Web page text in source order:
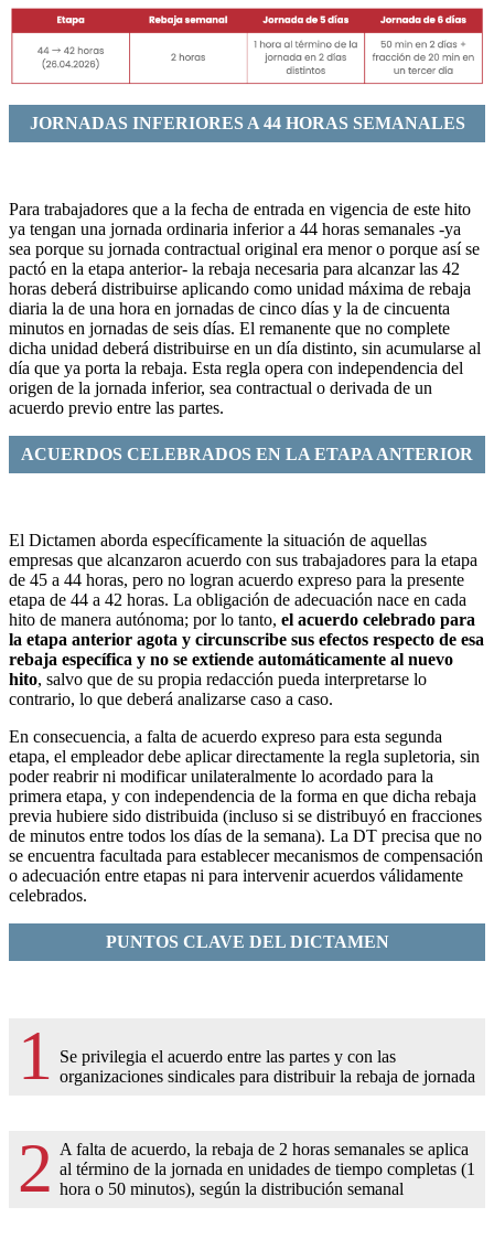
JORNADAS INFERIORES A 44 HORAS SEMANALES
Para trabajadores que a la fecha de entrada en vigencia de este hito
ya tengan una jornada ordinaria inferior a 44 horas semanales -ya
sea porque su jornada contractual original era menor o porque así se
pactó en la etapa anterior- la rebaja necesaria para alcanzar las 42
horas deberá distribuirse aplicando como unidad máxima de rebaja
diaria la de una hora en jornadas de cinco días y la de cincuenta
minutos en jornadas de seis días. El remanente que no complete
dicha unidad deberá distribuirse en un día distinto, sin acumularse al
día que ya porta la rebaja. Esta regla opera con independencia del
origen de la jornada inferior, sea contractual o derivada de un
acuerdo previo entre las partes.
ACUERDOS CELEBRADOS EN LA ETAPA ANTERIOR
El Dictamen aborda específicamente la situación de aquellas
empresas que alcanzaron acuerdo con sus trabajadores para la etapa
de 45 a 44 horas, pero no logran acuerdo expreso para la presente
etapa de 44 a 42 horas. La obligación de adecuación nace en cada
hito de manera autónoma; por lo tanto, el acuerdo celebrado para
la etapa anterior agota y circunscribe sus efectos respecto de esa
rebaja específica y no se extiende automáticamente al nuevo
hito, salvo que de su propia redacción pueda interpretarse lo
contrario, lo que deberá analizarse caso a caso.
En consecuencia, a falta de acuerdo expreso para esta segunda
etapa, el empleador debe aplicar directamente la regla supletoria, sin
poder reabrir ni modificar unilateralmente lo acordado para la
primera etapa, y con independencia de la forma en que dicha rebaja
previa hubiere sido distribuida (incluso si se distribuyó en fracciones
de minutos entre todos los días de la semana). La DT precisa que no
se encuentra facultada para establecer mecanismos de compensación
o adecuación entre etapas ni para intervenir acuerdos válidamente
celebrados.
PUNTOS CLAVE DEL DICTAMEN
1
Se privilegia el acuerdo entre las partes y con las
organizaciones sindicales para distribuir la rebaja de jornada
2 A falta de acuerdo, la rebaja de 2 horas semanales se aplica
al término de la jornada en unidades de tiempo completas (1
hora o 50 minutos), según la distribución semanal